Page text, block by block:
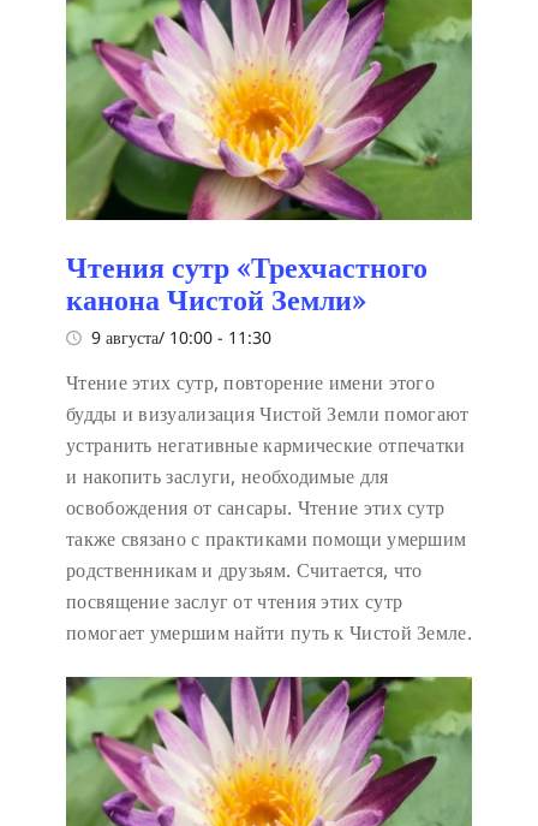
Чтения сутр «Трехчастного
канона Чистой Земли»
9 августа/ 10:00 - 11:30
Чтение этих сутр, повторение имени этого
будды и визуализация Чистой Земли помогают
устранить негативные кармические отпечатки
и накопить заслуги, необходимые для
освобождения от сансары. Чтение этих сутр
также связано с практиками помощи умершим
родственникам и друзьям. Считается, что
посвящение заслуг от чтения этих сутр
помогает умершим найти путь к Чистой Земле.